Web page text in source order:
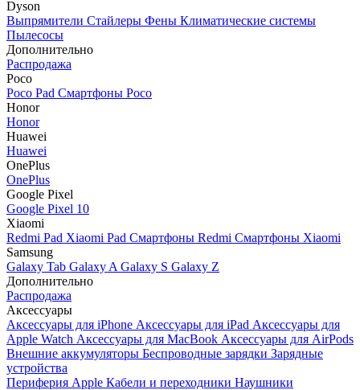
Dyson
Выпрямители Стайлеры Фены Климатические системы
Пылесосы
Дополнительно
Распродажа
Poco
Poco Pad Смартфоны Poco
Honor
Honor
Huawei
Huawei
OnePlus
OnePlus
Google Pixel
Google Pixel 10
Xiaomi
Redmi Pad Xiaomi Pad Смартфоны Redmi Смартфоны Xiaomi
Samsung
Galaxy Tab Galaxy A Galaxy S Galaxy Z
Дополнительно
Распродажа
Аксессуары
Аксессуары для iPhone Аксессуары для iPad Аксессуары для
Apple Watch Аксессуары для MacBook Аксессуары для AirPods
Внешние аккумуляторы Беспроводные зарядки Зарядные
устройства
Периферия Apple Кабели и переходники Наушники